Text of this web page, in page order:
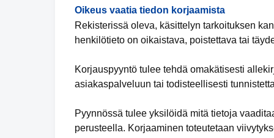
Oikeus vaatia tiedon korjaamista
Rekisterissä oleva, käsittelyn tarkoituksen
henkilötieto on oikaistava, poistettava tai
Korjauspyyntö tulee tehdä omakätisesti
asiakaspalveluun tai todisteellisesti
Pyynnössä tulee yksilöidä mitä tietoja
perusteella. Korjaaminen toteutetaan